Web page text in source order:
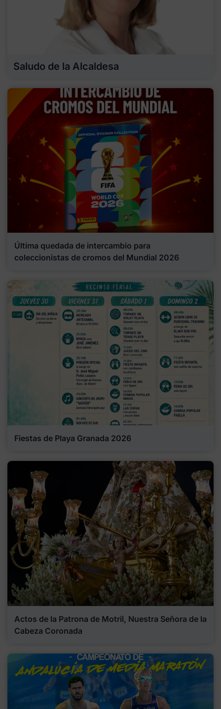
Saludo de la Alcaldesa
Última quedada de intercambio para
coleccionistas de cromos del Mundial 2026
Fiestas de Playa Granada 2026
Actos de la Patrona de Motril, Nuestra Señora de la
Cabeza Coronada